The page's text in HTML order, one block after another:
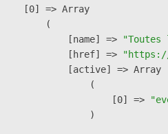
    [0] => Array
        (
            [name] =>
            [href] =>
            [active] => Array
                (
                    [0] =>
                )